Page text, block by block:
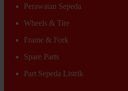
Perawatan Sepeda
Wheels & Tire
Frame & Fork
Spare Parts
Part Sepeda Listrik